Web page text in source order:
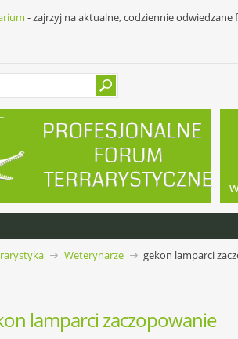
- zajrzyj na aktualne, codziennie
Weterynarze gekon lamparci
lamparci zaczopowanie